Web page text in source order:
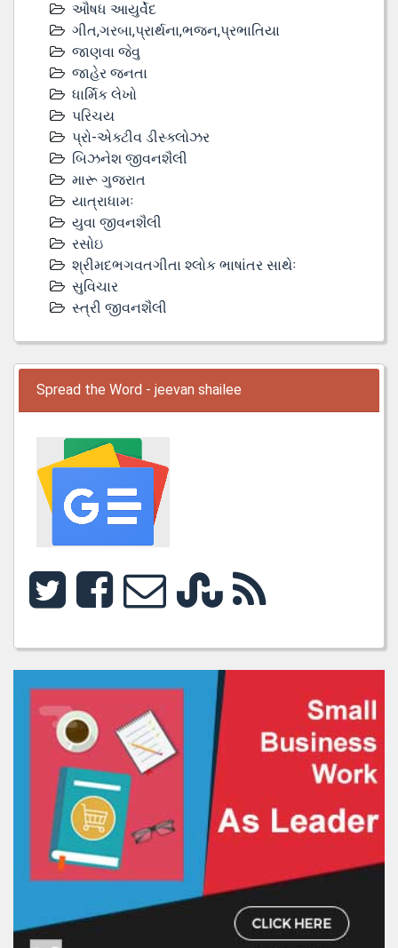
ઔષધ આયુર્વેદ
ગીત,ગરબા,પ્રાર્થના,ભજન,પ્રભાતિયા
જાણવા જેવુ
જાહેર જનતા
ધાર્મિક લેખો
પરિચય
પ્રો-એક્ટીવ ડીસ્‍ક્લોઝર
બિઝનેશ જીવનશૈલી
મારૂ ગુજરાત
યાત્રાધામઃ
યુવા જીવનશૈલી
રસોઇ
શ્રીમદભગવતગીતા શ્લોક ભાષાંતર સાથેઃ
સુવિચાર
સ્ત્રી જીવનશૈલી
Spread the Word - jeevan shailee